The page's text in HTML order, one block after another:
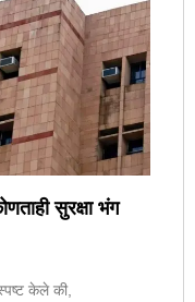
सुरक्षा भंग
केले की,